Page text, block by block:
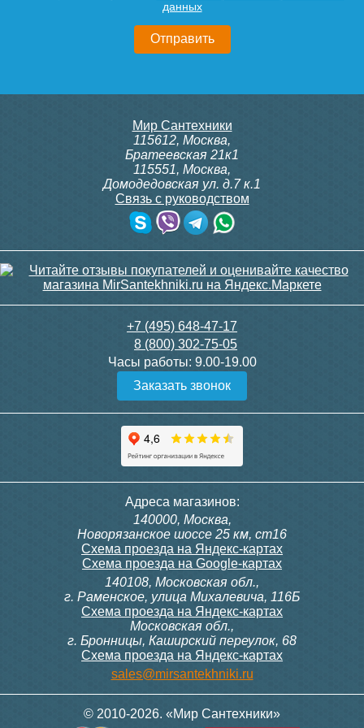
Вентиль запорный угловой
3 610
Держатель для
полотенцесушителя (без
кольца) пара
Держатель-крепление для
Держатель-крепление для
полотенцесушителя 1 дюйм
Держатель для п/с 3/4
Соединение прямое 1"х1" г/
г для п/с (пара)
19 200
26 150
Подробнее
Полотенцесушитель
водяной H ultra max [1'']
600/1000
Подробнее
водяной Q [1"] 400/600
10 000
водяной H ultra max [1'']
500/600
16 200
данных
Мир Сантехники
115612, Москва,
Братеевская 21к1
115551, Москва,
Домодедовская ул. д.7 к.1
Связь с руководством
+7 (495) 648-47-17
8 (800) 302-75-05
Часы работы: 9.00-19.00
Заказать звонок
Адреса магазинов:
140000, Москва,
Новорязанское шоссе 25 км, ст16
Схема проезда на Яндекс-картах
Схема проезда на Google-картах
140108, Московская обл.,
г. Раменское, улица Михалевича, 116Б
Схема проезда на Яндекс-картах
Московская обл.,
г. Бронницы, Каширский переулок, 68
Схема проезда на Яндекс-картах
sales@mirsantekhniki.ru
© 2010-2026. «Мир Сантехники»